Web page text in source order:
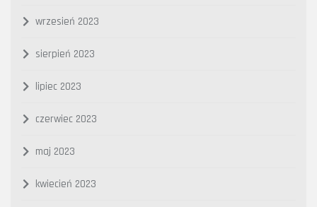
wrzesień 2023
sierpień 2023
lipiec 2023
czerwiec 2023
maj 2023
kwiecień 2023